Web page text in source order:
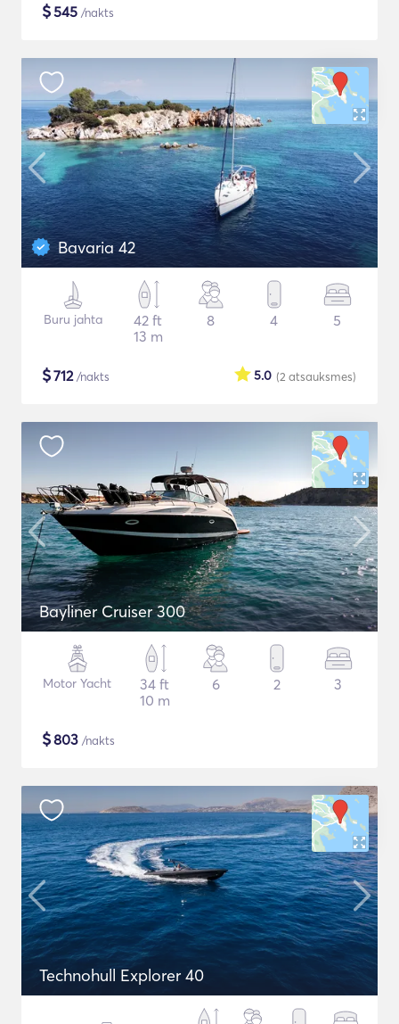
$545 /nakts
Bavaria 42
Buru jahta
42 ft
13 m
8 4 5
$712/nakts (2 atsauksmes)
5.0
Bayliner Cruiser 300
Motor Yacht
34 ft
10 m
6 2 3
$803 /nakts
Technohull Explorer 40